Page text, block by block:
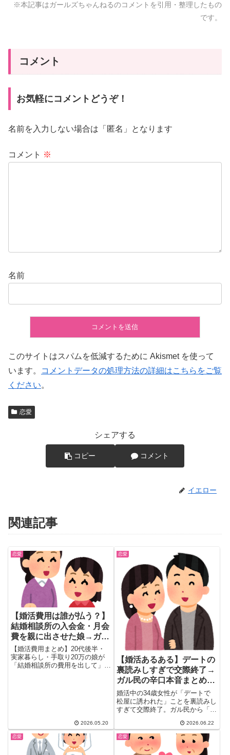
※本記事はガールズちゃんねるのコメントを引用・整理したもの
です。
コメント
お気軽にコメントどうぞ！
名前を入力しない場合は「匿名」となります
コメント ※
名前
このサイトはスパムを低減するために Akismet を使って
います。
コメントデータの処理方法の詳細はこちらをご覧
ください。
恋愛
シェアする
コピー コメント
イエロー
関連記事
恋愛
【婚活費用は誰が払う？】
結婚相談所の入会金・月会
費を親に出させた娘→ガル
民の本音25選
【婚活費用まとめ】20代後半・
実家暮らし・手取り20万の娘が
「結婚相談所の費用を出して」と
2026.05.20
恋愛
【婚活あるある】デートの
裏読みしすぎで交際終了→
ガル民の辛口本音まとめ｜
価値観の違い・初デートの
費用
婚活中の34歳女性が「デートで
松屋に誘われた」ことを裏読みし
すぎて交際終了。ガル民から「結
コメントが殺到。初デートの費用
観・金銭感覚のズレ・疑いグセが
婚活を邪魔する本当の理由を、
870件超のコメントからまとめま
2026.06.22
恋愛 恋愛